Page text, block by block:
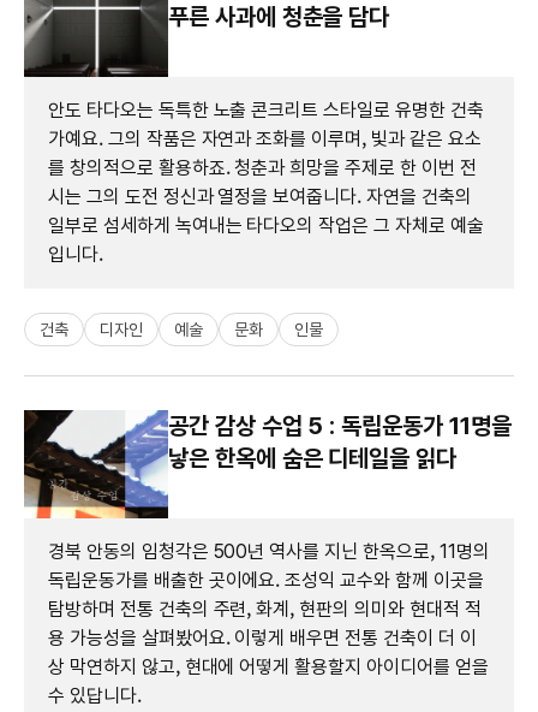
푸른 사과에 청춘을 담다
안도 타다오는 독특한 노출 콘크리트 스타일로 유명한 건축
가예요. 그의 작품은 자연과 조화를 이루며, 빛과 같은 요소
를 창의적으로 활용하죠. 청춘과 희망을 주제로 한 이번 전
시는 그의 도전 정신과 열정을 보여줍니다. 자연을 건축의
일부로 섬세하게 녹여내는 타다오의 작업은 그 자체로 예술
입니다.
건축 디자인 예술 문화 인물
공간 감상 수업 5 : 독립운동가 11명을
낳은 한옥에 숨은 디테일을 읽다
경북 안동의 임청각은 500년 역사를 지닌 한옥으로, 11명의
독립운동가를 배출한 곳이에요. 조성익 교수와 함께 이곳을
탐방하며 전통 건축의 주련, 화계, 현판의 의미와 현대적 적
용 가능성을 살펴봤어요. 이렇게 배우면 전통 건축이 더 이
상 막연하지 않고, 현대에 어떻게 활용할지 아이디어를 얻을
수 있답니다.